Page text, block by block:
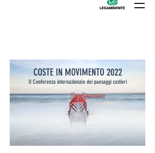
II Conferenza internazionale dei paesaggi costieri
COSTE IN MOVIMENTO 2022